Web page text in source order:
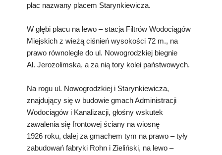
plac nazwany placem Starynkiewicza.
W głębi placu na lewo – stacja Filtrów Wodociągów
Miejskich z wieżą ciśnień wysokości 72 m., na
prawo równolegle do ul. Nowogrodzkiej biegnie
Al. Jerozolimska, a za nią tory kolei państwowych.
Na rogu ul. Nowogrodzkiej i Starynkiewicza,
znajdujący się w budowie gmach Administracji
Wodociągów i Kanalizacji, głośny wskutek
zawalenia się frontowej ściany na wiosnę
1926 roku, dalej za gmachem tym na prawo – tyły
zabudowań fabryki Rohn i Zieliński, na lewo –